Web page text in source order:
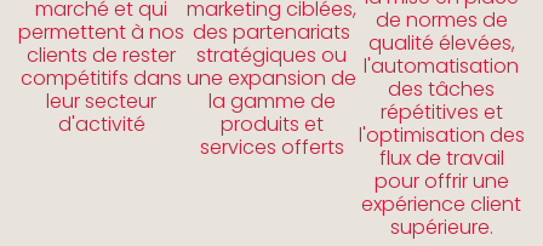
marché et qui
permettent à nos
clients de rester
compétitifs dans
leur secteur
d'activité
marketing ciblées,
des partenariats
stratégiques ou
une expansion de
la gamme de
produits et
services offerts
de normes de
qualité élevées,
l'automatisation
des tâches
répétitives et
l'optimisation des
flux de travail
pour offrir une
expérience client
supérieure.